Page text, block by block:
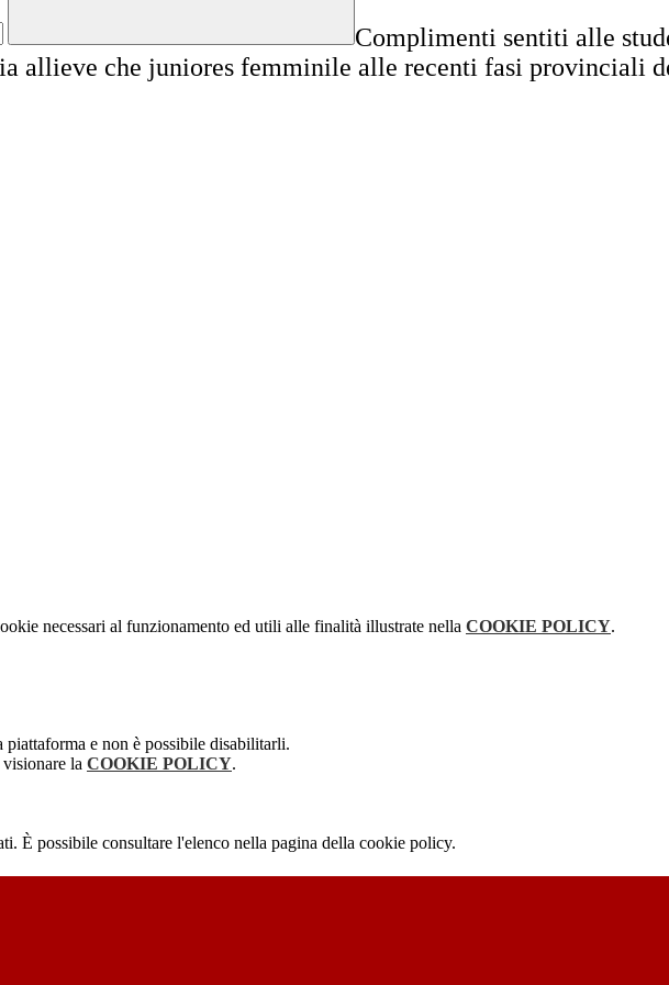
Complimenti sentiti alle
allieve che juniores femminile alle recenti fasi provinciali
necessari al funzionamento ed utili alle finalità illustrate nella COOKIE POLICY.
e non è possibile disabilitarli.
la COOKIE POLICY.
È possibile consultare l'elenco nella pagina della cookie policy.